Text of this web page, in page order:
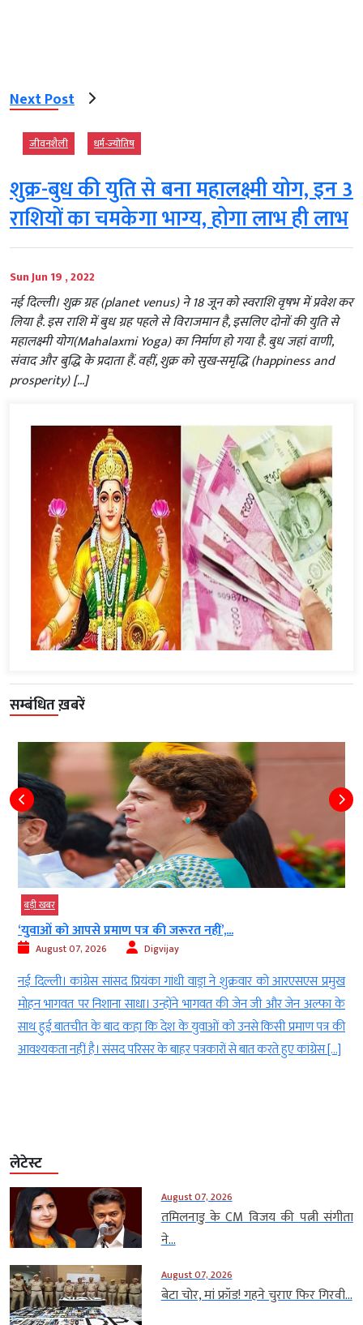
Next Post
जीवनशैली धर्म-ज्‍योतिष
शुक्र-बुध की युति से बना महालक्ष्मी योग, इन 3
राशियों का चमकेगा भाग्‍य, होगा लाभ ही लाभ
Sun Jun 19 , 2022
नई दिल्ली। शुक्र ग्रह (planet venus) ने 18 जून को स्वराशि वृषभ में प्रवेश कर
लिया है. इस राशि में बुध ग्रह पहले से विराजमान है, इसलिए दोनों की युति से
महालक्ष्मी योग(Mahalaxmi Yoga) का निर्माण हो गया है. बुध जहां वाणी,
संवाद और बुद्धि के प्रदाता हैं. वहीं, शुक्र को सुख-समृद्धि (happiness and
prosperity) […]
सम्बंधित ख़बरें
बड़ी खबर
‘युवाओं को आपसे प्रमाण पत्र की जरूरत नहीं’,...
August 07, 2026 Digvijay
नई दिल्ली। कांग्रेस सांसद प्रियंका गांधी वाड्रा ने शुक्रवार को आरएसएस प्रमुख
मोहन भागवत पर निशाना साधा। उन्होंने भागवत की जेन जी और जेन अल्फा के
साथ हुई बातचीत के बाद कहा कि देश के युवाओं को उनसे किसी प्रमाण पत्र की
आवश्यकता नहीं है। संसद परिसर के बाहर पत्रकारों से बात करते हुए कांग्रेस […]
लेटेस्ट
August 07, 2026
तमिलनाडु के CM विजय की पत्नी संगीता
ने...
August 07, 2026
बेटा चोर, मां फ्रॉड! गहने चुराए फिर गिरवी...